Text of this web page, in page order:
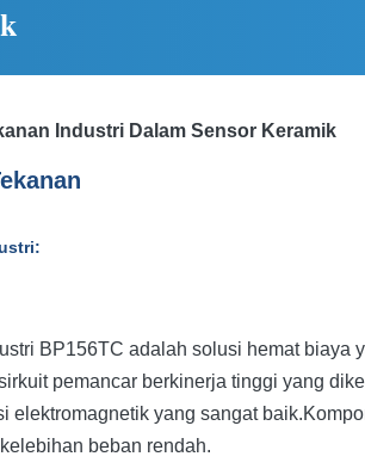
Industri Dalam Sensor Keramik
BP156TC adalah solusi hemat
pemancar berkinerja tinggi yang
elektromagnetik yang sangat
beban rendah.